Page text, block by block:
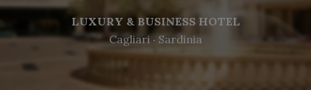
LUXURY & BUSINESS HOTEL
Cagliari ‧ Sardinia